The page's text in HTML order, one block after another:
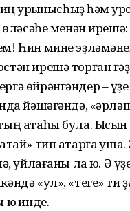
ҡурҡы­нысһыҙ һәм
өләсәһе менән
Һин мине
ирешә торған
өйрәнгәндер –
йәшәгәндә,
атаһы була.
тип атарға
уйлағаны ла юҡ. Ә
«ул», «теге» ти
инде.